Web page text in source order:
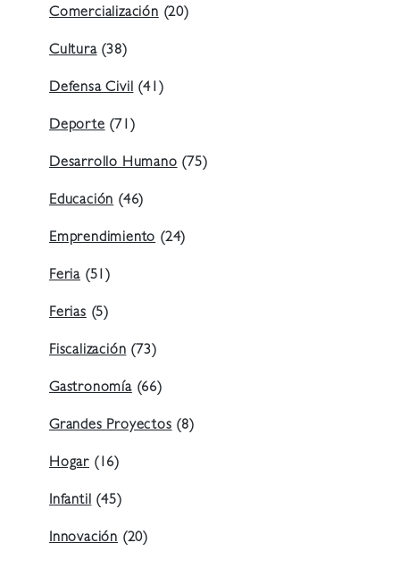
Comercialización (20)
Cultura(38)
Defensa Civil (41)
Deporte (71)
Desarrollo Humano (75)
Educación (46)
Emprendimiento (24)
Feria (51)
Ferias (5)
Fiscalización (73)
Gastronomía(66)
Grandes Proyectos (8)
Hogar (16)
Infantil (45)
Innovación (20)